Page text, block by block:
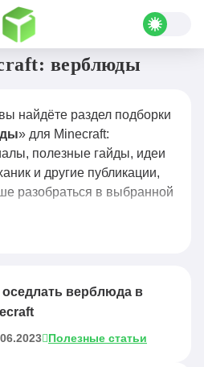
верблюды
найдёте раздел подборки
» для Minecraft:
полезные гайды, идеи
и другие публикации,
разобраться в выбранной
оседлать верблюда в
Полезные статьи